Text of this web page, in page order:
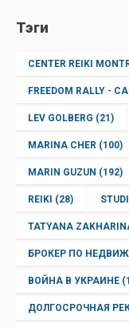
Тэги
CENTER REIKI
FREEDOM RALLY -
LEV GOLBERG (21)
MARINA CHER (100)
MARIN GUZUN (192)
REIKI (28)
TATYANA
БРОКЕР ПО
ВОЙНА В УКРАИНЕ
ДОЛГОСРОЧНАЯ